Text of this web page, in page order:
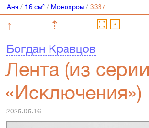
Анч/ 16 см²/ Монохром/
↑ ⇡
Богдан Кравцов
Лента (из серии
«Исключения»)
2025.05.16